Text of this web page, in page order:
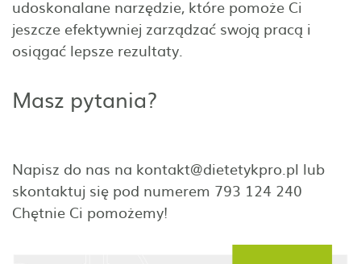
udoskonalane narzędzie, które pomoże Ci
jeszcze efektywniej zarządzać swoją pracą i
osiągać lepsze rezultaty.
Masz pytania?
Napisz do nas na kontakt@dietetykpro.pl lub
skontaktuj się pod numerem 793 124 240
Chętnie Ci pomożemy!